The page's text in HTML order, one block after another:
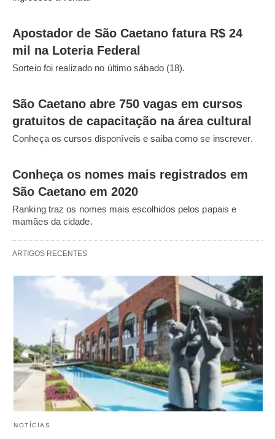
Apostador de São Caetano fatura R$ 24
mil na Loteria Federal
Sorteio foi realizado no último sábado (18).
São Caetano abre 750 vagas em cursos
gratuitos de capacitação na área cultural
Conheça os cursos disponíveis e saiba como se inscrever.
Conheça os nomes mais registrados em
São Caetano em 2020
Ranking traz os nomes mais escolhidos pelos papais e
mamães da cidade.
ARTIGOS RECENTES
NOTÍCIAS